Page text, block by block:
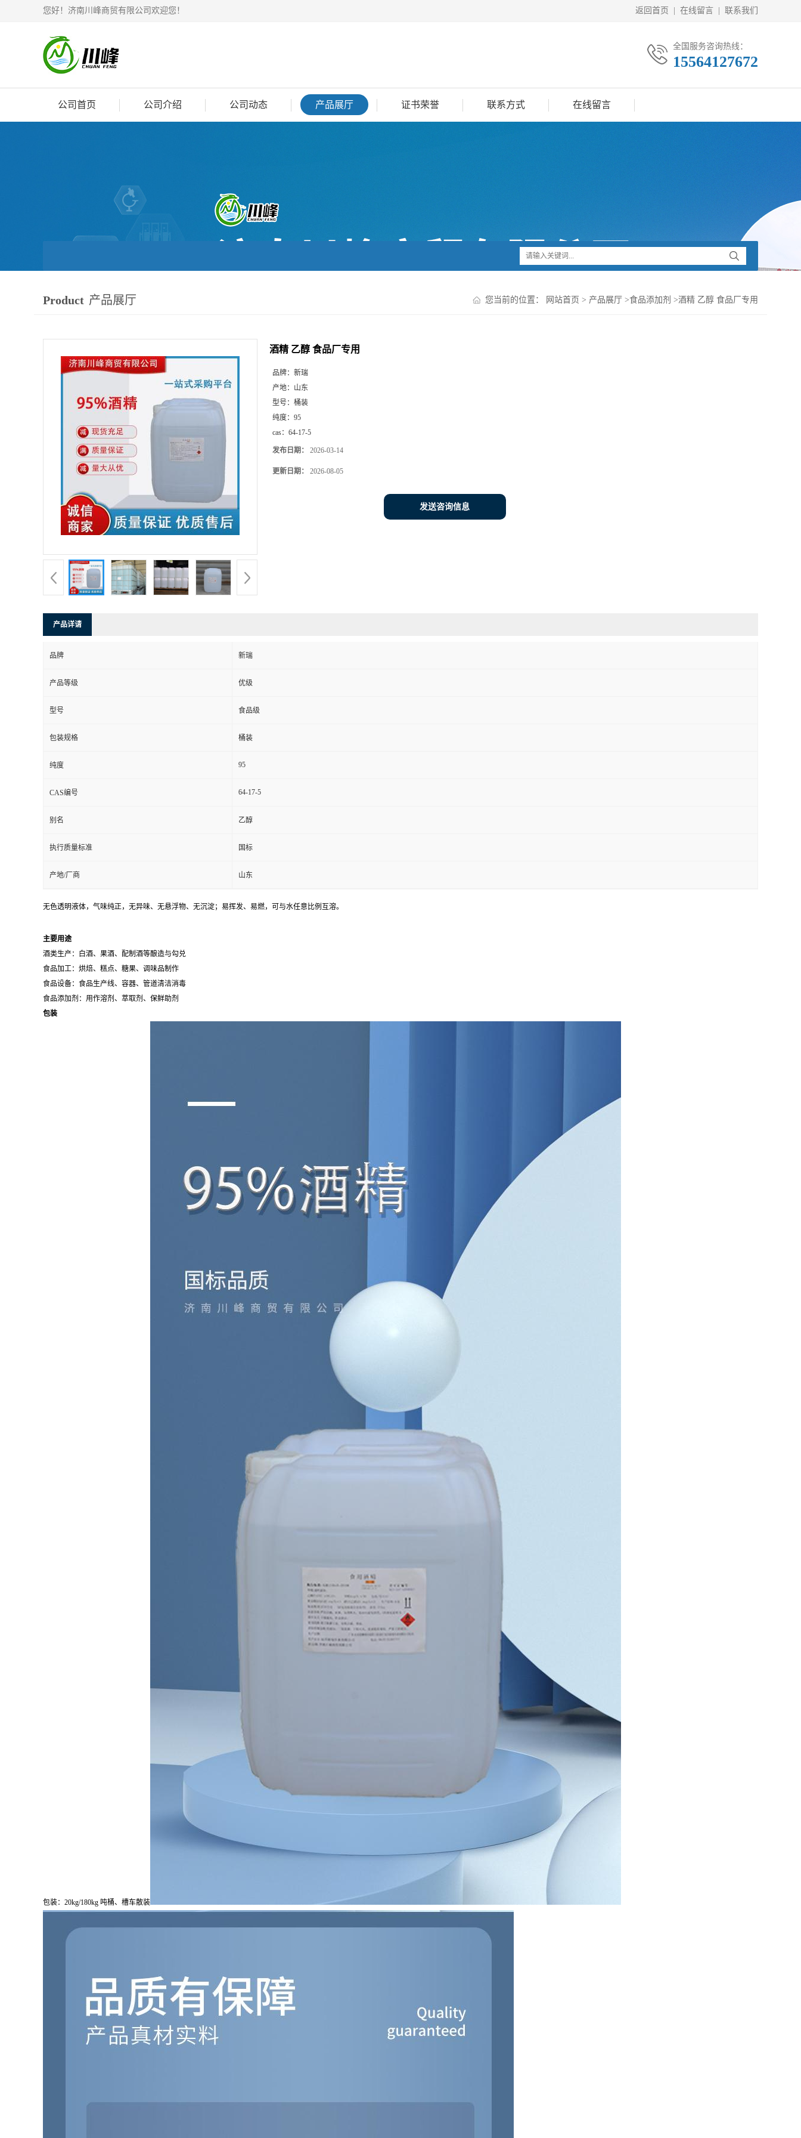
您好！济南川峰商贸有限公司欢迎您！ 返回首页 在线留言 联系我们
全国服务咨询热线：
15564127672
公司首页 公司介绍 公司动态 产品展厅 证书荣誉 联系方式 在线留言
Product 产品展厅 您当前的位置： 网站首页 > 产品展厅 >食品添加剂 >酒精 乙醇 食品厂专用
酒精 乙醇 食品厂专用
品牌： 新瑞
产地： 山东
型号： 桶装
纯度： 95
cas： 64-17-5
发布日期： 2026-03-14
更新日期： 2026-08-05
发送咨询信息
产品详请
品牌 新瑞
产品等级 优级
型号 食品级
包装规格 桶装
纯度 95
CAS编号 64-17-5
别名 乙醇
执行质量标准 国标
产地/厂商 山东
无色透明液体，气味纯正，无异味、无悬浮物、无沉淀；易挥发、易燃，可与水任意比例互溶。
主要用途
酒类生产：白酒、果酒、配制酒等酿造与勾兑
食品加工：烘焙、糕点、糖果、调味品制作
食品设备：食品生产线、容器、管道清洁消毒
食品添加剂：用作溶剂、萃取剂、保鲜助剂
包装
包装：20kg/180kg 吨桶、槽车散装